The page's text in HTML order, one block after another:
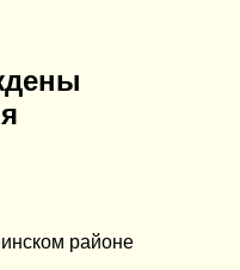
районе